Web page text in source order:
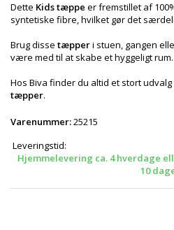
Dette Kids tæppe er fremstillet af
syntetiske fibre, hvilket gør det
Brug disse tæpperi stuen, gangen
være med til at skabe et hyggeligt rum.
Hos Biva finder du altid et stort
tæpper.
Varenummer:25215
Leveringstid:
Hjemmelevering ca. 4 hverdage
10